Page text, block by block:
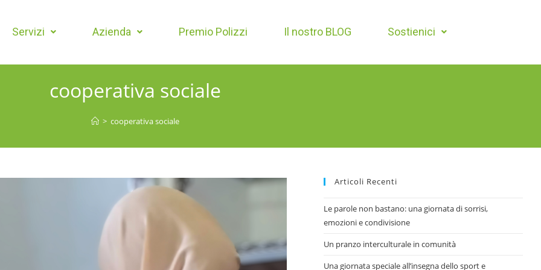
Servizi Azienda Premio Polizzi Il nostro BLOG Sostienici
cooperativa sociale
> cooperativa sociale
Articoli Recenti
Le parole non bastano: una giornata di sorrisi,
emozioni e condivisione
Un pranzo interculturale in comunità
Una giornata speciale all’insegna dello sport e